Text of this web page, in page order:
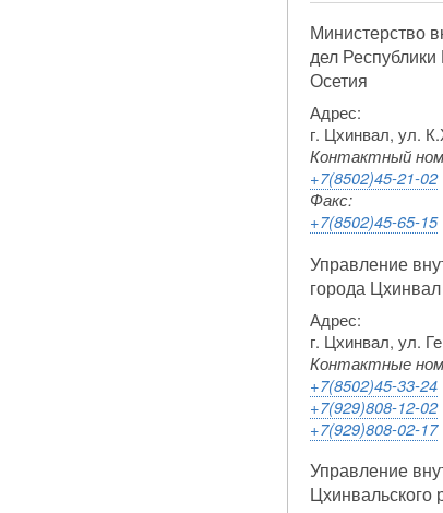
Министерство
дел
Осетия
Адрес:
г. Цхинвал, ул.
Контактный
+7(8502)45-21-02
Факс:
+7(8502)45-65-15
Управление
города Цхинвал
Адрес:
г. Цхинвал, ул.
Контактные
+7(8502)45-33-24
+7(929)808-12-02
+7(929)808-02-17
Управление
Цхинвальского